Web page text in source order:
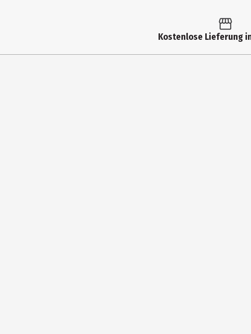
Kostenlose Lieferung